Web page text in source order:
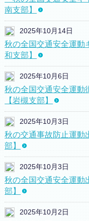
南支部】
2025年10月14日
秋の全国交通安全運動
和支部】
2025年10月6日
秋の全国交通安全運動
【岩槻支部】
2025年10月3日
秋の交通事故防止運動
部】
2025年10月3日
秋の全国交通安全運動
部】
2025年10月2日